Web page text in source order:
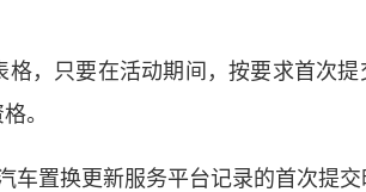
，只要在活动期间，按要求首次提
。
车置换更新服务平台记录的首次提交